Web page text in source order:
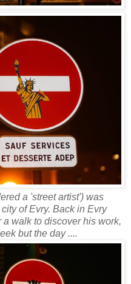
a 'street artist') was
of Evry. Back in Evry
walk to discover his work,
but the day ....